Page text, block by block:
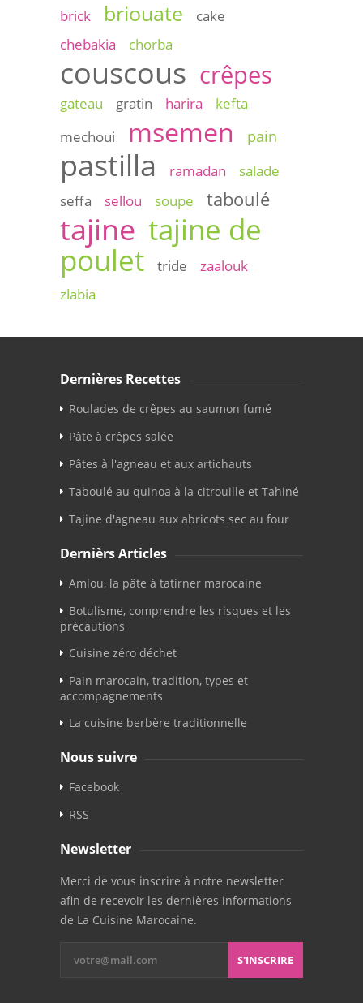
brick
briouate
cake
chebakia
chorba
couscous crêpes
gateau gratin harira
kefta
mechoui
msemen pain
pastilla ramadan
salade
seffa
sellou soupe taboulé
tajine tajine de
poulet
tride
zaalouk
zlabia
Dernières Recettes
Roulades de crêpes au saumon fumé
Pâte à crêpes salée
Pâtes à l'agneau et aux artichauts
Taboulé au quinoa à la citrouille et Tahiné
Tajine d'agneau aux abricots sec au four
Dernièrs Articles
Amlou, la pâte à tatirner marocaine
Botulisme, comprendre les risques et les
précautions
Cuisine zéro déchet
Pain marocain, tradition, types et
accompagnements
La cuisine berbère traditionnelle
Nous suivre
Facebook
RSS
Newsletter
Merci de vous inscrire à notre newsletter
afin de recevoir les dernières informations
de La Cuisine Marocaine.
S'INSCRIRE